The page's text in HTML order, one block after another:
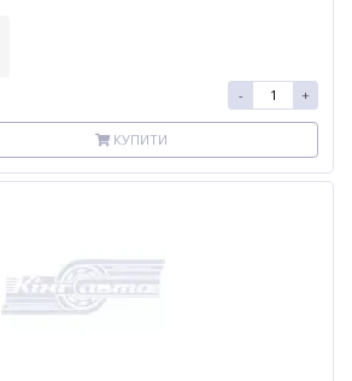
- +
КУПИТИ